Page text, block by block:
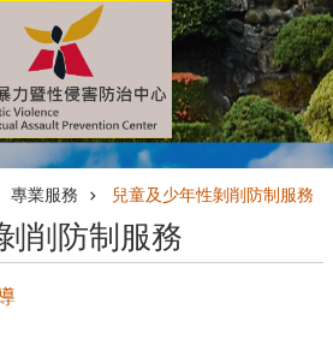
專業服務 兒童及少年性剝削防制服務
削防制服務